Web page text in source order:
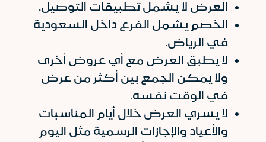
العرض لا يشمل تطبيقات التوصيل.
الخصم يشمل الفرع داخل السعودية
في الرياض.
لا يطبق العرض مع أي عروض أخرى
ولا يمكن الجمع بين أكثر من عرض
في الوقت نفسه.
لا يسري العرض خلال أيام المناسبات
والأعياد والإجازات الرسمية مثل اليوم